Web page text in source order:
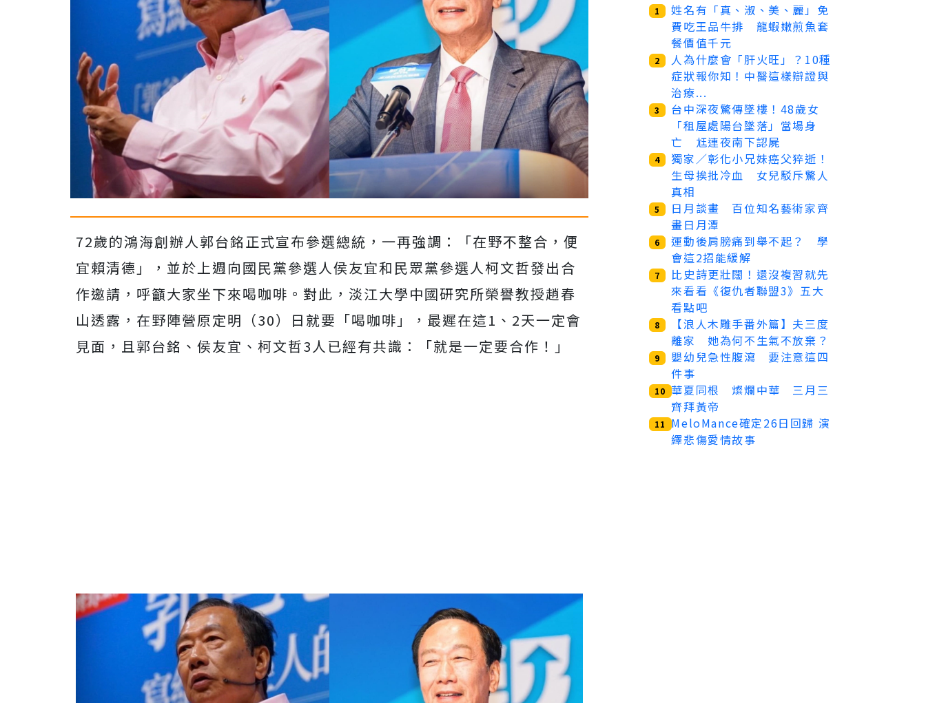
72歲的鴻海創辦人郭台銘正式宣布參選總統，一再強調：「在野不整合，便
宜賴清德」，並於上週向國民黨參選人侯友宜和民眾黨參選人柯文哲發出合
作邀請，呼籲大家坐下來喝咖啡。對此，淡江大學中國研究所榮譽教授趙春
山透露，在野陣營原定明（30）日就要「喝咖啡」，最遲在這1、2天一定會
見面，且郭台銘、侯友宜、柯文哲3人已經有共識：「就是一定要合作！」
1
姓名有「真、淑、美、麗」免
費吃王品牛排 龍蝦嫩煎魚套
餐價值千元
2
人為什麼會「肝火旺」？10種
症狀報你知！中醫這樣辯證與
治療...
3
台中深夜驚傳墜樓！48歲女
「租屋處陽台墜落」當場身
亡 尪連夜南下認屍
4
獨家／彰化小兄妹癌父猝逝！
生母挨批冷血 女兒駁斥驚人
真相
5
日月談畫 百位知名藝術家齊
畫日月潭
6
運動後肩膀痛到舉不起？ 學
會這2招能緩解
7
比史詩更壯闊！還沒複習就先
來看看《復仇者聯盟3》五大
看點吧
8
【浪人木雕手番外篇】夫三度
離家 她為何不生氣不放棄？
9
嬰幼兒急性腹瀉 要注意這四
件事
10 華夏同根 燦爛中華 三月三
齊拜黃帝
11
MeloMance確定26日回歸 演
繹悲傷愛情故事